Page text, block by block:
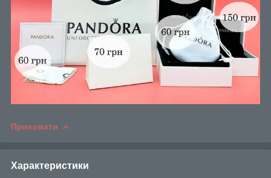
Приховати
Характеристики